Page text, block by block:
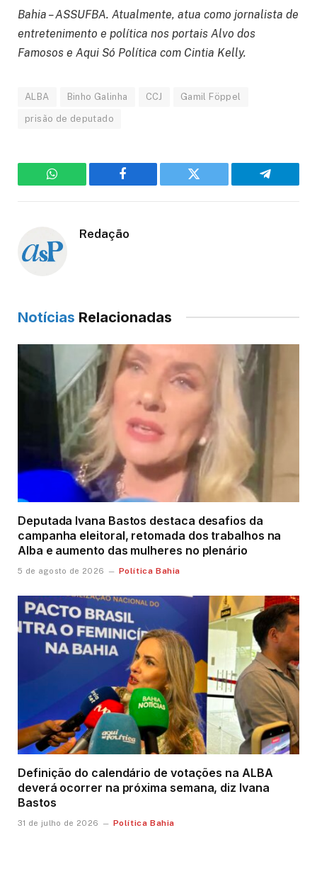
Bahia – ASSUFBA. Atualmente, atua como jornalista de
entretenimento e política nos portais Alvo dos
Famosos e Aqui Só Política com Cintia Kelly.
ALBA Binho Galinha CCJ Gamil Föppel
prisão de deputado
WhatsApp Facebook Twitter Telegram
Redação
Notícias Relacionadas
Deputada Ivana Bastos destaca desafios da
campanha eleitoral, retomada dos trabalhos na
Alba e aumento das mulheres no plenário
5 de agosto de 2026 Política Bahia
Definição do calendário de votações na ALBA
deverá ocorrer na próxima semana, diz Ivana
Bastos
31 de julho de 2026 Política Bahia